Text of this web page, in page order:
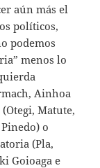
aún más el
políticos,
podemos
menos lo
Ainhoa
Matute,
o
(Pla,
Goioaga e